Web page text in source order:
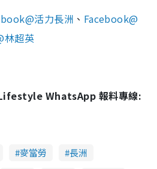
活力長洲 、 Facebook@
林超英
WhatsApp 報料專線:
麥當勞
長洲